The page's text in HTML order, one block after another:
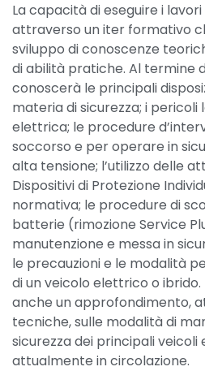
La capacità di eseguire i
attraverso un iter formativo
sviluppo di conoscenze
di abilità pratiche. Al termine
conoscerà le principali
materia di sicurezza; i
elettrica; le procedure
soccorso e per operare in
alta tensione; l’utilizzo delle
Dispositivi di Protezione
normativa; le procedure di
batterie (rimozione Service
manutenzione e messa in
le precauzioni e le modalità
di un veicolo elettrico o
anche un approfondimento,
tecniche, sulle modalità di
sicurezza dei principali veicoli
attualmente in circolazione.